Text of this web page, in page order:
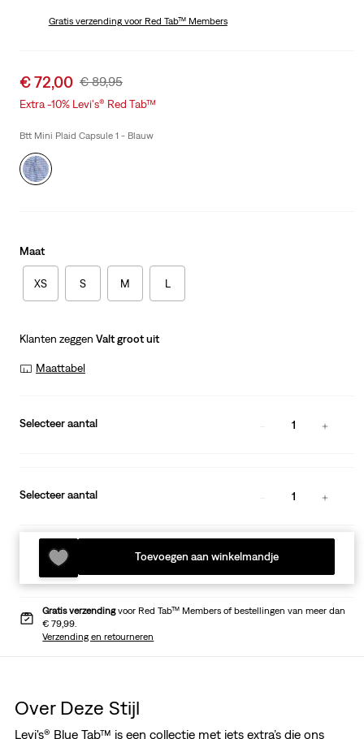
is
Was
Gratis verzendingvoor Red Tab™ Members
Sale
price
€ 72,00 Original
Price
€ 89,95
Extra -10% Levi's® Red Tab™
Btt Mini Plaid Capsule 1 - Blauw
Maat
XS S M L
Klanten zeggen Valt groot uit
Maattabel
Selecteer aantal 1
Selecteer aantal 1
Toevoegen aan winkelmandje
Gratis verzendingvoor Red Tab™ Members of bestellingen van meer dan
€ 79,99.
Verzending en retourneren
Over Deze Stijl
Levi's® Blue Tab™ is een collectie met iets extra’s die ons